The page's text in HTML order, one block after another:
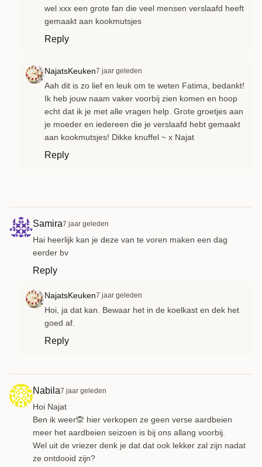
wel xxx een grote fan die veel mensen verslaafd heeft
gemaakt aan kookmutsjes
Reply
NajatsKeuken7 jaar geleden
Aah dit is zo lief en leuk om te weten Fatima, bedankt!
Ik heb jouw naam vaker voorbij zien komen en hoop
echt dat ik je met alle vragen help. Grote groetjes aan
je moeder en iedereen die je verslaafd hebt gemaakt
aan kookmutsjes! Dikke knuffel ~ x Najat
Reply
Samira7 jaar geleden
Hai heerlijk kan je deze van te voren maken een dag
eerder bv
Reply
NajatsKeuken7 jaar geleden
Hoi, ja dat kan. Bewaar het in de koelkast en dek het
goed af.
Reply
Nabila7 jaar geleden
Hoi Najat
Ben ik weer🙊 hier verkopen ze geen verse aardbeien
meer het aardbeien seizoen is bij ons allang voorbij.
Wel uit de vriezer denk je dat dat ook lekker zal zijn nadat
ze ontdooid zijn?